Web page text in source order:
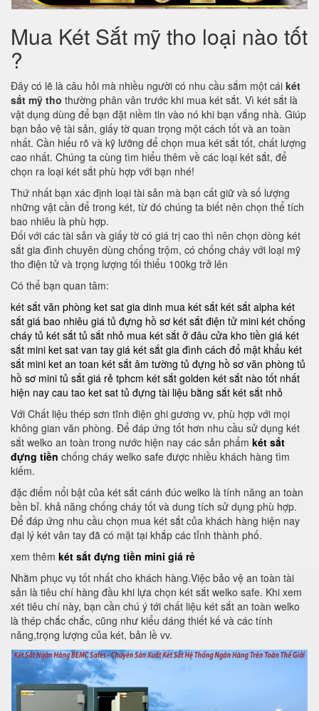
Mua Két Sắt mỹ tho loại nào tốt
?
Đây có lẽ là câu hỏi mà nhiều người có nhu cầu sắm một cái két
sắt mỹ tho thường phân vân trước khi mua két sắt. Vì két sắt là
vật dụng dùng để bạn đặt niềm tin vào nó khi bạn vắng nhà. Giúp
bạn bảo vệ tài sản, giấy tờ quan trọng một cách tốt và an toàn
nhất. Cần hiểu rõ và kỹ lưỡng để chọn mua két sắt tốt, chất lượng
cao nhất. Chúng ta cùng tìm hiểu thêm về các loại két sắt, để
chọn ra loại két sắt phù hợp với bạn nhé!
Thứ nhất bạn xác định loại tài sản mà bạn cất giữ và số lượng
những vật cần để trong két, từ đó chúng ta biết nên chọn thể tích
bao nhiêu là phù hợp.
Đối với các tài sản và giấy tờ có giá trị cao thì nên chọn dòng két
sắt gia đình chuyên dùng chống trộm, có chống cháy với loại mỹ
tho điện tử và trọng lượng tối thiểu 100kg trở lên
Có thể bạn quan tâm:
két sắt văn phòng ket sat gia dinh mua két sắt két sắt alpha két
sắt giá bao nhiêu giá tủ đựng hồ sơ két sắt điện tử mini két chống
cháy tủ két sắt tủ sắt nhỏ mua két sắt ở đâu cửa kho tiền giá két
sắt mini ket sat van tay giá két sắt gia đình cách đổ mật khẩu két
sắt mini ket an toan két sắt âm tường tủ đựng hồ sơ văn phòng tủ
hồ sơ mini tủ sắt giá rẻ tphcm két sắt golden két sắt nào tốt nhất
hiện nay cau tao ket sat tủ đựng tài liệu bằng sắt két sắt nhỏ
Với Chất liệu thép sơn tĩnh điện ghi gương vv, phù hợp với mọi
không gian văn phòng. Để đáp ứng tốt hơn nhu cầu sử dụng két
sắt welko an toàn trong nước hiện nay các sản phẩm két sắt
đựng tiền chống cháy welko safe được nhiều khách hàng tìm
kiếm.
đặc điểm nổi bật của két sắt cánh đúc welko là tính năng an toàn
bền bỉ. khả năng chống cháy tốt và dung tích sử dụng phù hợp.
Để đáp ứng nhu cầu chọn mua két sắt của khách hàng hiện nay
đại lý két vân tay đã có mặt tại khắp các tỉnh thành phố.
xem thêm két sắt đựng tiền mini giá rẻ
Nhằm phục vụ tốt nhất cho khách hàng.Việc bảo vệ an toàn tài
sản là tiêu chí hàng đầu khi lựa chọn két sắt welko safe. Khi xem
xét tiêu chí này, bạn cần chú ý tới chất liệu két sắt an toàn welko
là thép chắc chắc, cũng như kiểu dáng thiết kế và các tính
năng,trọng lượng của két, bản lề vv.